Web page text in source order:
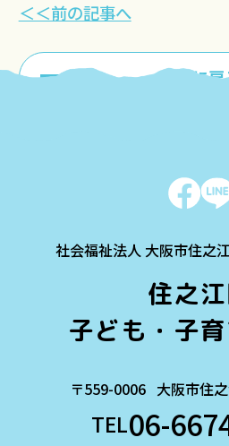
＜＜前の記事へ
一覧に戻
社会福祉法人 大阪市住之
住之
子ども・子
〒559-0006 大阪市住
TEL06-